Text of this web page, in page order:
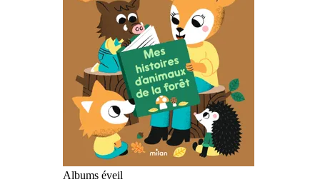
Albums éveil